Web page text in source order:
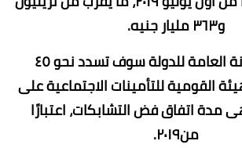
و٣٦٣ مليار جنيه.
أوضح أن الخزانة العامة للدولة سوف تسدد نحو ٤٥
القومية للتأمينات الاجتماعية على
هى مدة اتفاق فض التشابكات، اعتبارًا
من٢٠١٩.